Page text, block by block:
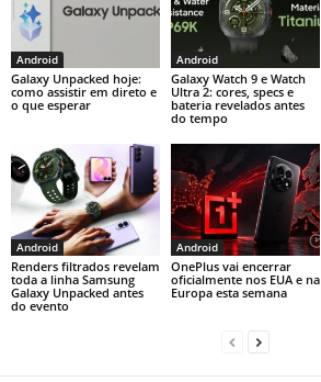
Android
Galaxy Unpacked hoje:
como assistir em direto e
o que esperar
Android
Galaxy Watch 9 e Watch
Ultra 2: cores, specs e
bateria revelados antes
do tempo
Android
Renders filtrados revelam
toda a linha Samsung
Galaxy Unpacked antes
do evento
Android
OnePlus vai encerrar
oficialmente nos EUA e na
Europa esta semana